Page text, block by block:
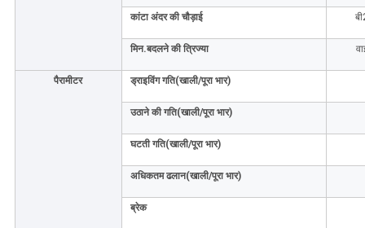
कांटा अंदर की चौड़ाई
मिन.बदलने की त्रिज्या
पैरामीटर ड्राइविंग गति(खाली/पूरा भार)
उठाने की गति(खाली/पूरा भार)
घटती गति(खाली/पूरा भार)
अधिकतम ढलान(खाली/पूरा भार)
ब्रेक